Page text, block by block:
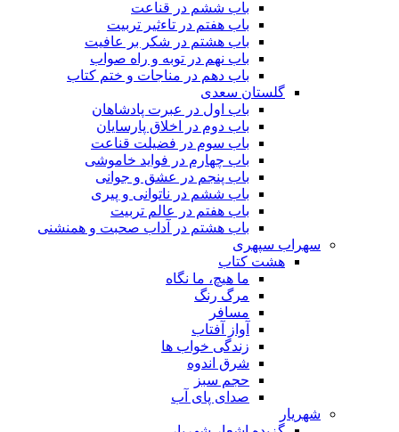
باب ششم در قناعت
باب هفتم در تاءثیر تربیت
باب هشتم در شکر بر عافیت
باب نهم در توبه و راه صواب
باب دهم در مناجات و ختم کتاب
گلستان سعدی
باب اول در عبرت پادشاهان
باب دوم در اخلاق پارسایان
باب سوم در فضیلت قناعت
باب چهارم در فواید خاموشى
باب پنجم در عشق و جوانى
باب ششم در ناتوانى و پیرى
باب هفتم در عالم تربیت
باب هشتم در آداب صحبت و همنشنى
سهراب سپهری
هشت کتاب
ما هیچ، ما نگاه
مرگ رنگ
مسافر
آواز آفتاب
زندگی خواب ها
شرق اندوه
حجم سبز
صدای پای آب
شهریار